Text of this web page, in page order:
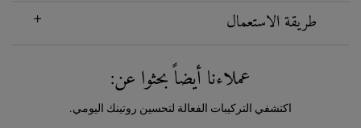
طريقة الاستعمال
عملاءنا أيضاً بحثوا عن:
اكتشفي التركيبات الفعالة لتحسين روتينك اليومي.